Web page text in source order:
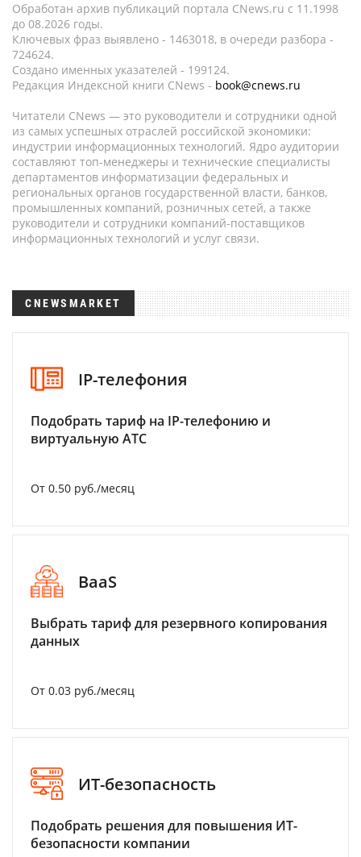
Обработан архив публикаций портала CNews.ru c 11.1998
до 08.2026 годы.
Ключевых фраз выявлено - 1463018, в очереди разбора -
724624.
Создано именных указателей - 199124.
Редакция Индексной книги CNews - book@cnews.ru
Читатели CNews — это руководители и сотрудники одной
из самых успешных отраслей российской экономики:
индустрии информационных технологий. Ядро аудитории
составляют топ-менеджеры и технические специалисты
департаментов информатизации федеральных и
региональных органов государственной власти, банков,
промышленных компаний, розничных сетей, а также
руководители и сотрудники компаний-поставщиков
информационных технологий и услуг связи.
CNEWSMARKET
IP-телефония
Подобрать тариф на IP-телефонию и
виртуальную АТС
От 0.50 руб./месяц
BaaS
Выбрать тариф для резервного копирования
данных
От 0.03 руб./месяц
ИТ-безопасность
Подобрать решения для повышения ИТ-
безопасности компании